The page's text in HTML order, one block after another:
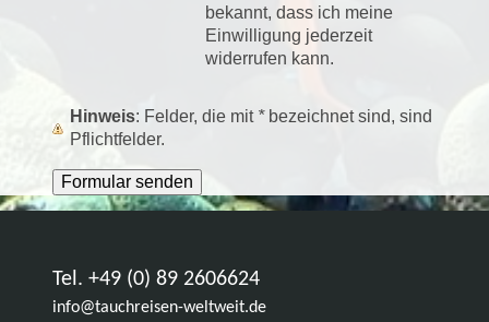
bekannt, dass ich meine
Einwilligung jederzeit
widerrufen kann.
Hinweis : Felder, die mit *bezeichnet sind, sind
Pflichtfelder.
Tel. +49 (0) 89 2606624
info@tauchreisen-weltweit.de